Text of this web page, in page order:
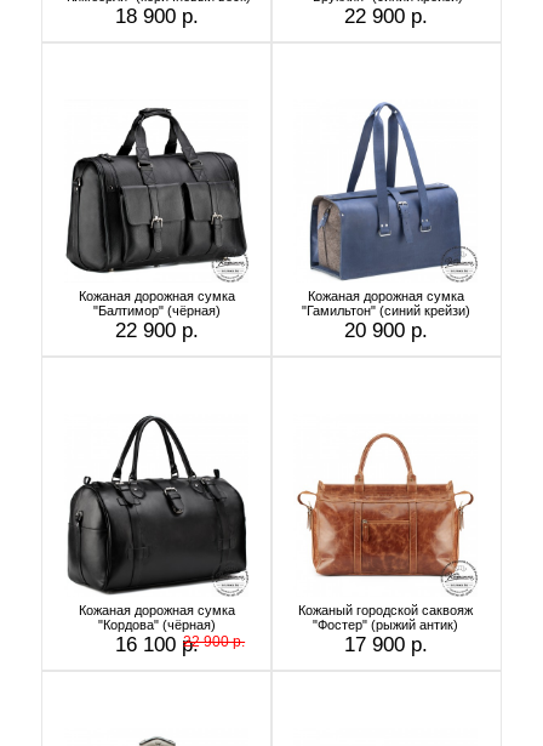
18 900 р. 22 900 р.
Кожаная дорожная сумка
"Балтимор" (чёрная)
22 900 р.
Кожаная дорожная сумка
"Гамильтон" (синий крейзи)
20 900 р.
Кожаная дорожная сумка
"Кордова" (чёрная)
16 100 р.22 900 р.
Кожаный городской саквояж
"Фостер" (рыжий антик)
17 900 р.